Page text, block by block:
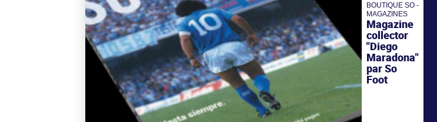
BOUTIQUE SO -
MAGAZINES
Magazine
collector
"Diego
Maradona"
par So
Foot